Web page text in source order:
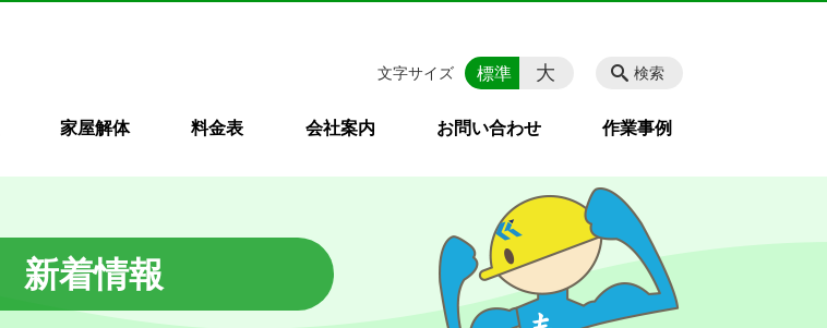
家屋解体 料金表 会社案内 お問い合わせ 作業事例
検索
文字サイズ 標準 大
新着情報